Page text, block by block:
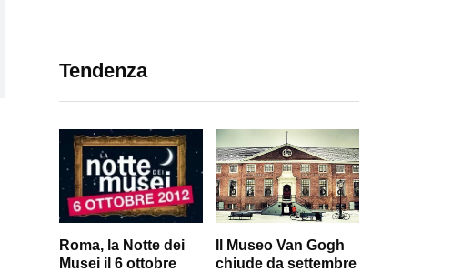
Tendenza
Roma, la Notte dei
Musei il 6 ottobre
Il Museo Van Gogh
chiude da settembre